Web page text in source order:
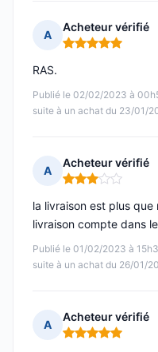
A
Acheteur vérifié
Note : 5 sur 5
Publié le 02/02/2023 à
suite à un achat du 23/01/
RAS.
A
Acheteur vérifié
Note : 3 sur 5
Publié le 01/02/2023 à
suite à un achat du 26/01/
la livraison est plus
livraison compte dans
A
Acheteur vérifié
Note : 5 sur 5